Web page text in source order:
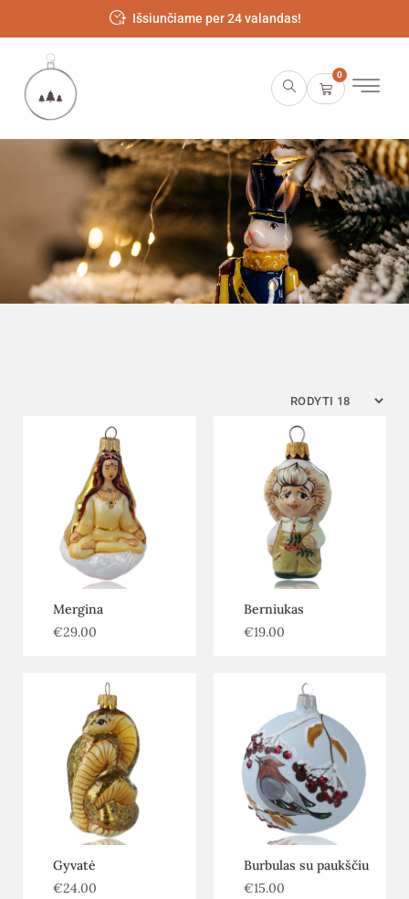
Išsiunčiame per 24 valandas!
0
Mergina
€29.00
Berniukas
€19.00
Gyvatė
€24.00
Burbulas su paukščiu
€15.00